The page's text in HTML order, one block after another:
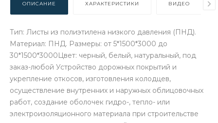
ОПИСАНИЕ ХАРАКТЕРИСТИКИ ВИДЕО
Тип: Листы из полиэтилена низкого давления (ПНД).
Материал: ПНД. Размеры: от 5*1500*3000 до
30*1500*3000Цвет: черный, белый, натуральный, под
заказ-любой Устройство дорожных покрытий и
укрепление откосов, изготовления колодцев,
осуществление внутренних и наружных облицовочных
работ, создание оболочек гидро-, тепло- или
электроизоляционного материала при строительстве